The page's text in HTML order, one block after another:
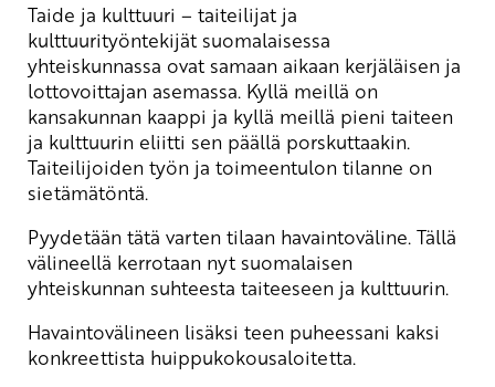
Taide ja kulttuuri – taiteilijat ja
kulttuurityöntekijät suomalaisessa
yhteiskunnassa ovat samaan aikaan kerjäläisen ja
lottovoittajan asemassa. Kyllä meillä on
kansakunnan kaappi ja kyllä meillä pieni taiteen
ja kulttuurin eliitti sen päällä porskuttaakin.
Taiteilijoiden työn ja toimeentulon tilanne on
sietämätöntä.
Pyydetään tätä varten tilaan havaintoväline. Tällä
välineellä kerrotaan nyt suomalaisen
yhteiskunnan suhteesta taiteeseen ja kulttuurin.
Havaintovälineen lisäksi teen puheessani kaksi
konkreettista huippukokousaloitetta.